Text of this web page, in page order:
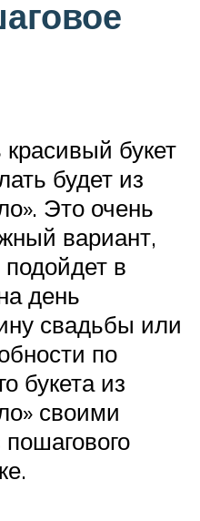
букет
будет из
Это очень
вариант,
в
день
свадьбы или
по
букета из
своими